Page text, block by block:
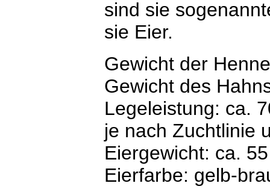
sind sie
sie Eier.
Gewicht der
Gewicht des
Legeleistung: ca.
je nach Zuchtlinie
Eiergewicht: ca.
Eierfarbe: gelb-